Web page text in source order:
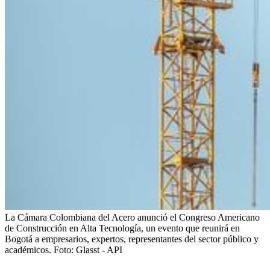
La Cámara Colombiana del Acero anunció el Congreso Americano
de Construcción en Alta Tecnología, un evento que reunirá en
Bogotá a empresarios, expertos, representantes del sector público y
académicos. Foto: Glasst - API